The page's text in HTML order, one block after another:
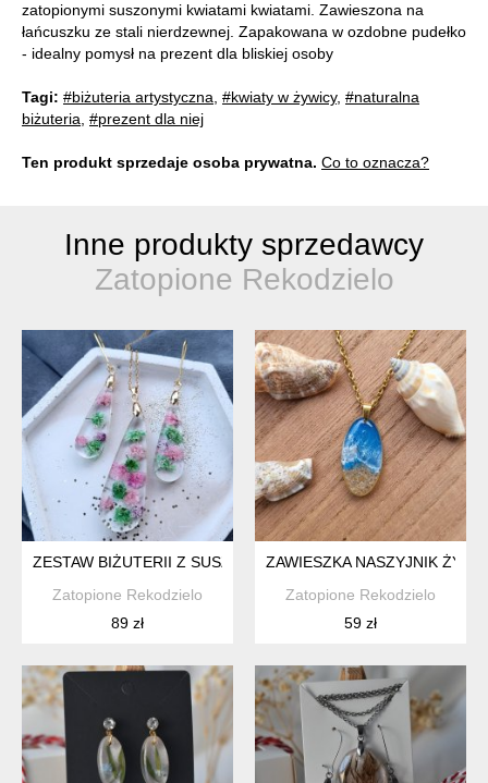
zatopionymi suszonymi kwiatami kwiatami. Zawieszona na
łańcuszku ze stali nierdzewnej. Zapakowana w ozdobne pudełko
- idealny pomysł na prezent dla bliskiej osoby
Tagi: #biżuteria artystyczna #kwiaty w żywicy, #naturalna
biżuteria #prezent dla niej
Ten produkt sprzedaje osoba prywatna. Co to oznacza?
Inne produkty sprzedawcy
Zatopione Rekodzielo
ZESTAW BIŻUTERII Z SUSZONYMI KWIATAMI PREZENT
Zatopione Rekodzielo
89 zł
ZAWIESZKA NASZYJNIK
Zatopione Rekodzielo
59 zł